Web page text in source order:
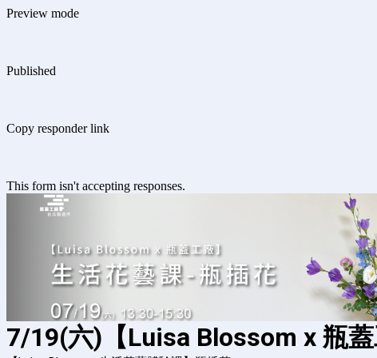
Preview mode
Published
Copy responder link
This form isn't accepting responses.
7/19(六)【Luisa Blossom x 瓶